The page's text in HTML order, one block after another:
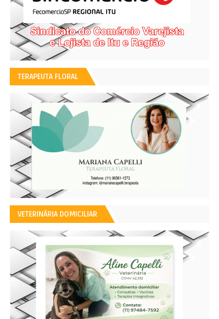
TERAPEUTA FLORAL
VETERINÁRIA DOMICILIAR